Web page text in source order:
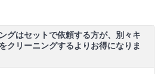
グはセットで依頼する方が、別々キ
クリーニングするよりお得になりま